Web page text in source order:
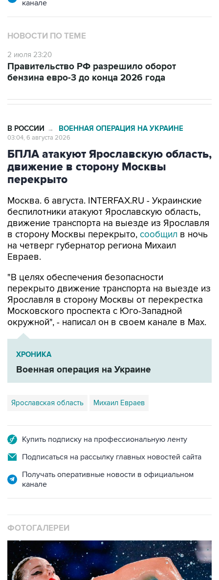
канале
НОВОСТИ ПО ТЕМЕ
2 июля 23:20
Правительство РФ разрешило оборот
бензина евро-3 до конца 2026 года
В РОССИИ → ВОЕННАЯ ОПЕРАЦИЯ НА УКРАИНЕ
03:04, 6 августа 2026
БПЛА атакуют Ярославскую область,
движение в сторону Москвы
перекрыто
Москва. 6 августа. INTERFAX.RU - Украинские
беспилотники атакуют Ярославскую область,
движение транспорта на выезде из Ярославля
в сторону Москвы перекрыто, сообщил в ночь
на четверг губернатор региона Михаил
Евраев.
"В целях обеспечения безопасности
перекрыто движение транспорта на выезде из
Ярославля в сторону Москвы от перекрестка
Московского проспекта с Юго-Западной
окружной", - написал он в своем канале в Мах.
ХРОНИКА
Военная операция на Украине
Ярославская область Михаил Евраев
Купить подписку на профессиональную ленту
Подписаться на рассылку главных новостей сайта
Получать оперативные новости в официальном
канале
ФОТОГАЛЕРЕИ